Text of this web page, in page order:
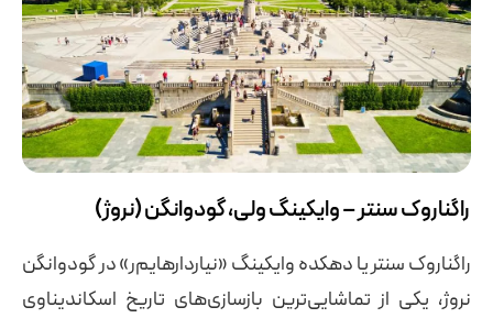
راگناروک سنتر – وایکینگ ولی، گودوانگن (نروژ)
راگناروک سنتر یا دهکده وایکینگ «نیاردارهایم‌ر» در گودوانگن
نروژ، یکی از تماشایی‌ترین بازسازی‌های تاریخ اسکاندیناوی